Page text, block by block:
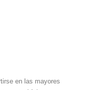
en las mayores